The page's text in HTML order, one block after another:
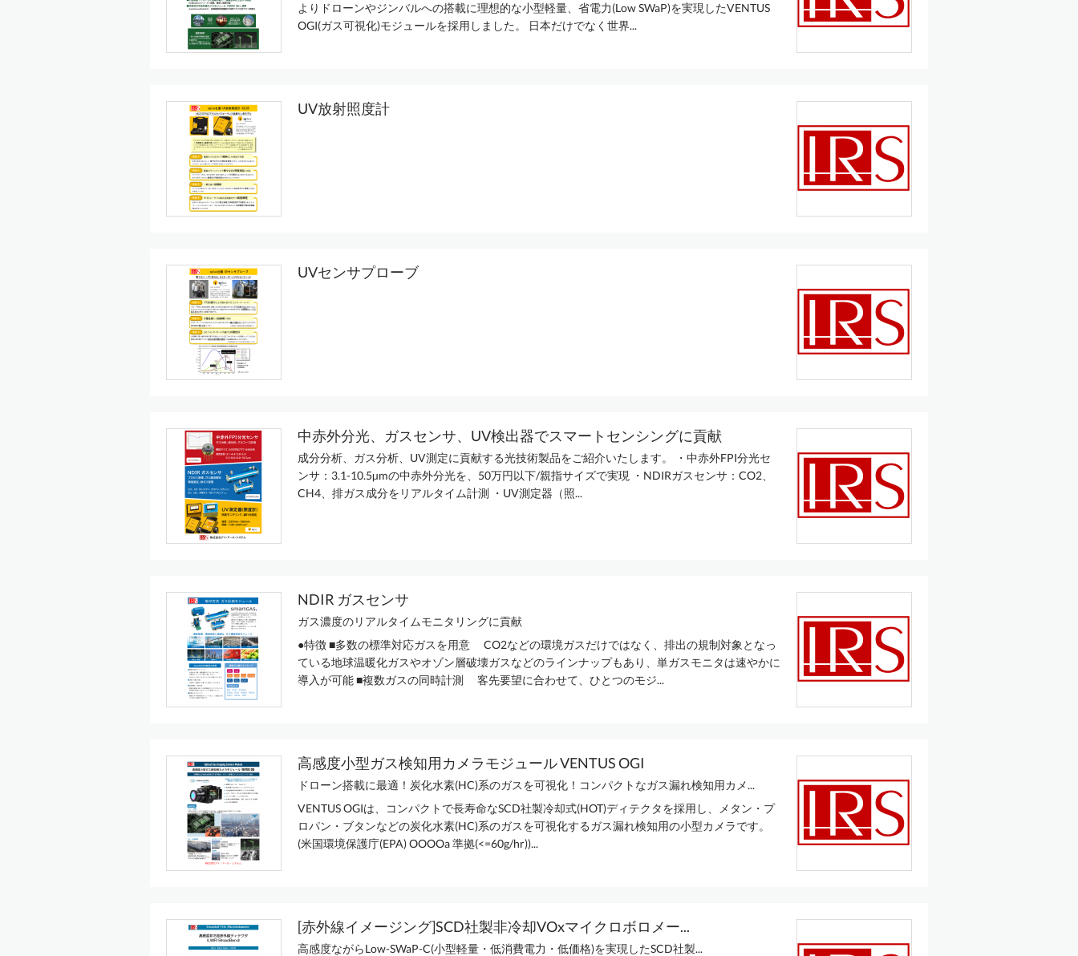
よりドローンやジンバルへの搭載に理想的な小型軽量、省電力(Low SWaP)を実現したVENTUS
OGI(ガス可視化)モジュールを採用しました。 日本だけでなく世界...
UV放射照度計
UVセンサプローブ
中赤外分光、ガスセンサ、UV検出器でスマートセンシングに貢献
成分分析、ガス分析、UV測定に貢献する光技術製品をご紹介いたします。 ・中赤外FPI分光セ
ンサ：3.1-10.5µmの中赤外分光を、50万円以下/親指サイズで実現 ・NDIRガスセンサ：CO2、
CH4、排ガス成分をリアルタイム計測 ・UV測定器（照...
NDIR ガスセンサ
ガス濃度のリアルタイムモニタリングに貢献
●特徴 ■多数の標準対応ガスを用意 CO2などの環境ガスだけではなく、排出の規制対象となっ
ている地球温暖化ガスやオゾン層破壊ガスなどのラインナップもあり、単ガスモニタは速やかに
導入が可能 ■複数ガスの同時計測 客先要望に合わせて、ひとつのモジ...
高感度小型ガス検知用カメラモジュール VENTUS OGI
ドローン搭載に最適！炭化水素(HC)系のガスを可視化！コンパクトなガス漏れ検知用カメ...
VENTUS OGIは、コンパクトで長寿命なSCD社製冷却式(HOT)ディテクタを採用し、メタン・プ
ロパン・ブタンなどの炭化水素(HC)系のガスを可視化するガス漏れ検知用の小型カメラです。
(米国環境保護庁(EPA) OOOOa 準拠(<=60g/hr))...
[赤外線イメージング]SCD社製非冷却VOxマイクロボロメー...
高感度ながらLow-SWaP-C(小型軽量・低消費電力・低価格)を実現したSCD社製...